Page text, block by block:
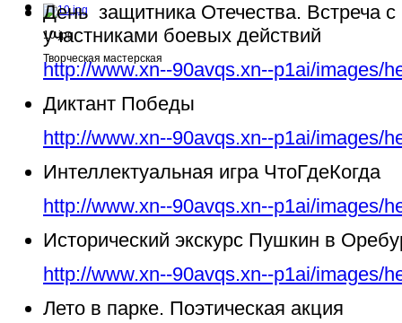
10.jpg
Творческая мастерская
День защитника Отечества. Встреча
участниками боевых действий
http://www.xn--90avqs.xn--p1ai/images/
Диктант Победы
http://www.xn--90avqs.xn--p1ai/images/
Интеллектуальная игра ЧтоГдеКогда
http://www.xn--90avqs.xn--p1ai/images/
Исторический экскурс Пушкин в
http://www.xn--90avqs.xn--p1ai/images/
Лето в парке. Поэтическая акция